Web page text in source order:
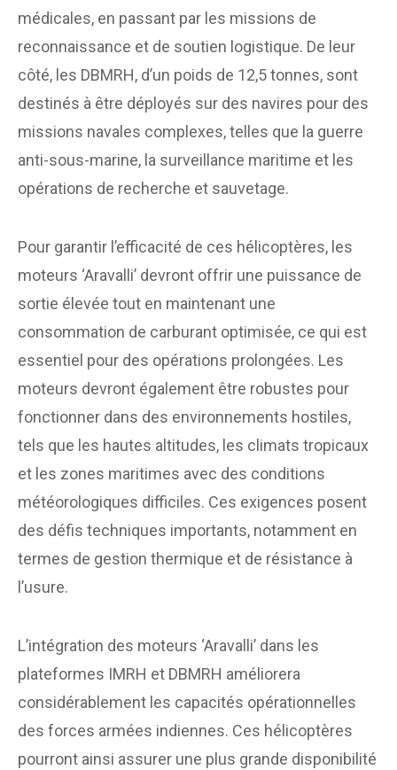
médicales, en passant par les missions de
reconnaissance et de soutien logistique. De leur
côté, les DBMRH, d’un poids de 12,5 tonnes, sont
destinés à être déployés sur des navires pour des
missions navales complexes, telles que la guerre
anti-sous-marine, la surveillance maritime et les
opérations de recherche et sauvetage.
Pour garantir l’efficacité de ces hélicoptères, les
moteurs ‘Aravalli’ devront offrir une puissance de
sortie élevée tout en maintenant une
consommation de carburant optimisée, ce qui est
essentiel pour des opérations prolongées. Les
moteurs devront également être robustes pour
fonctionner dans des environnements hostiles,
tels que les hautes altitudes, les climats tropicaux
et les zones maritimes avec des conditions
météorologiques difficiles. Ces exigences posent
des défis techniques importants, notamment en
termes de gestion thermique et de résistance à
l’usure.
L’intégration des moteurs ‘Aravalli’ dans les
plateformes IMRH et DBMRH améliorera
considérablement les capacités opérationnelles
des forces armées indiennes. Ces hélicoptères
pourront ainsi assurer une plus grande disponibilité